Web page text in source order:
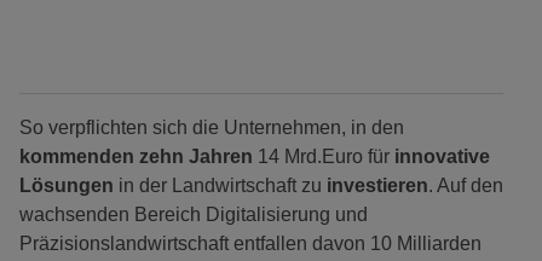
So verpflichten sich die Unternehmen, in den
kommenden zehn Jahren 14 Mrd.Euro für innovative
Lösungen in der Landwirtschaft zu investieren. Auf den
wachsenden Bereich Digitalisierung und
Präzisionslandwirtschaft entfallen davon 10 Milliarden